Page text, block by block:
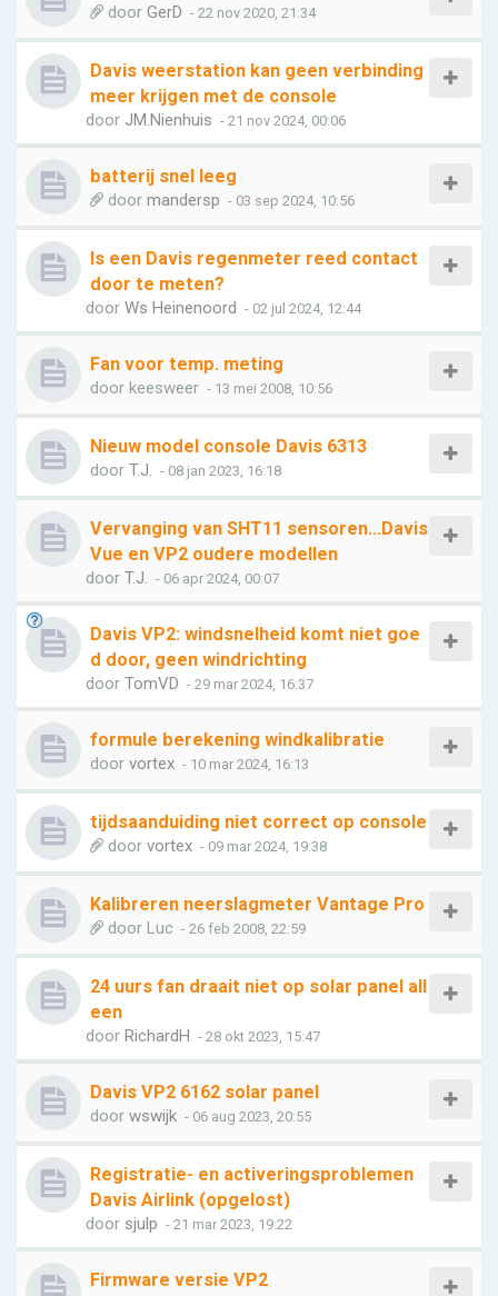
door GerD - 22 nov 2020, 21:34
Davis weerstation kan geen verbinding
meer krijgen met de console
door JM.Nienhuis - 21 nov 2024, 00:06
batterij snel leeg
door mandersp - 03 sep 2024, 10:56
Is een Davis regenmeter reed contact
door te meten?
door Ws Heinenoord - 02 jul 2024, 12:44
Fan voor temp. meting
door keesweer - 13 mei 2008, 10:56
Nieuw model console Davis 6313
door T.J. - 08 jan 2023, 16:18
Vervanging van SHT11 sensoren...Davis
Vue en VP2 oudere modellen
door T.J. - 06 apr 2024, 00:07
Davis VP2: windsnelheid komt niet goe
d door, geen windrichting
door TomVD - 29 mar 2024, 16:37
formule berekening windkalibratie
door vortex - 10 mar 2024, 16:13
tijdsaanduiding niet correct op console
door vortex - 09 mar 2024, 19:38
Kalibreren neerslagmeter Vantage Pro
door Luc - 26 feb 2008, 22:59
24 uurs fan draait niet op solar panel all
een
door RichardH - 28 okt 2023, 15:47
Davis VP2 6162 solar panel
door wswijk - 06 aug 2023, 20:55
Registratie- en activeringsproblemen
Davis Airlink (opgelost)
door sjulp - 21 mar 2023, 19:22
Firmware versie VP2